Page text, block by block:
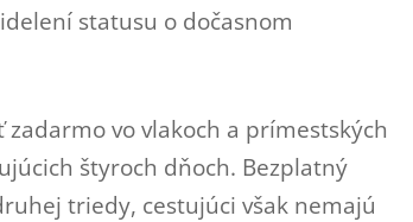
statusu o dočasnom
vo vlakoch a prímestských
štyroch dňoch. Bezplatný
triedy, cestujúci však nemajú